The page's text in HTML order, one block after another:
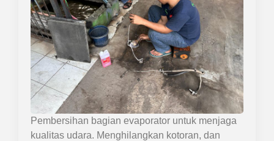
Pembersihan bagian evaporator untuk menjaga
kualitas udara. Menghilangkan kotoran, dan